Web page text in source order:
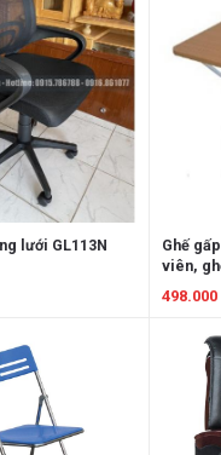
lưới GL113N
Ghế
viên,
498.000
Xem